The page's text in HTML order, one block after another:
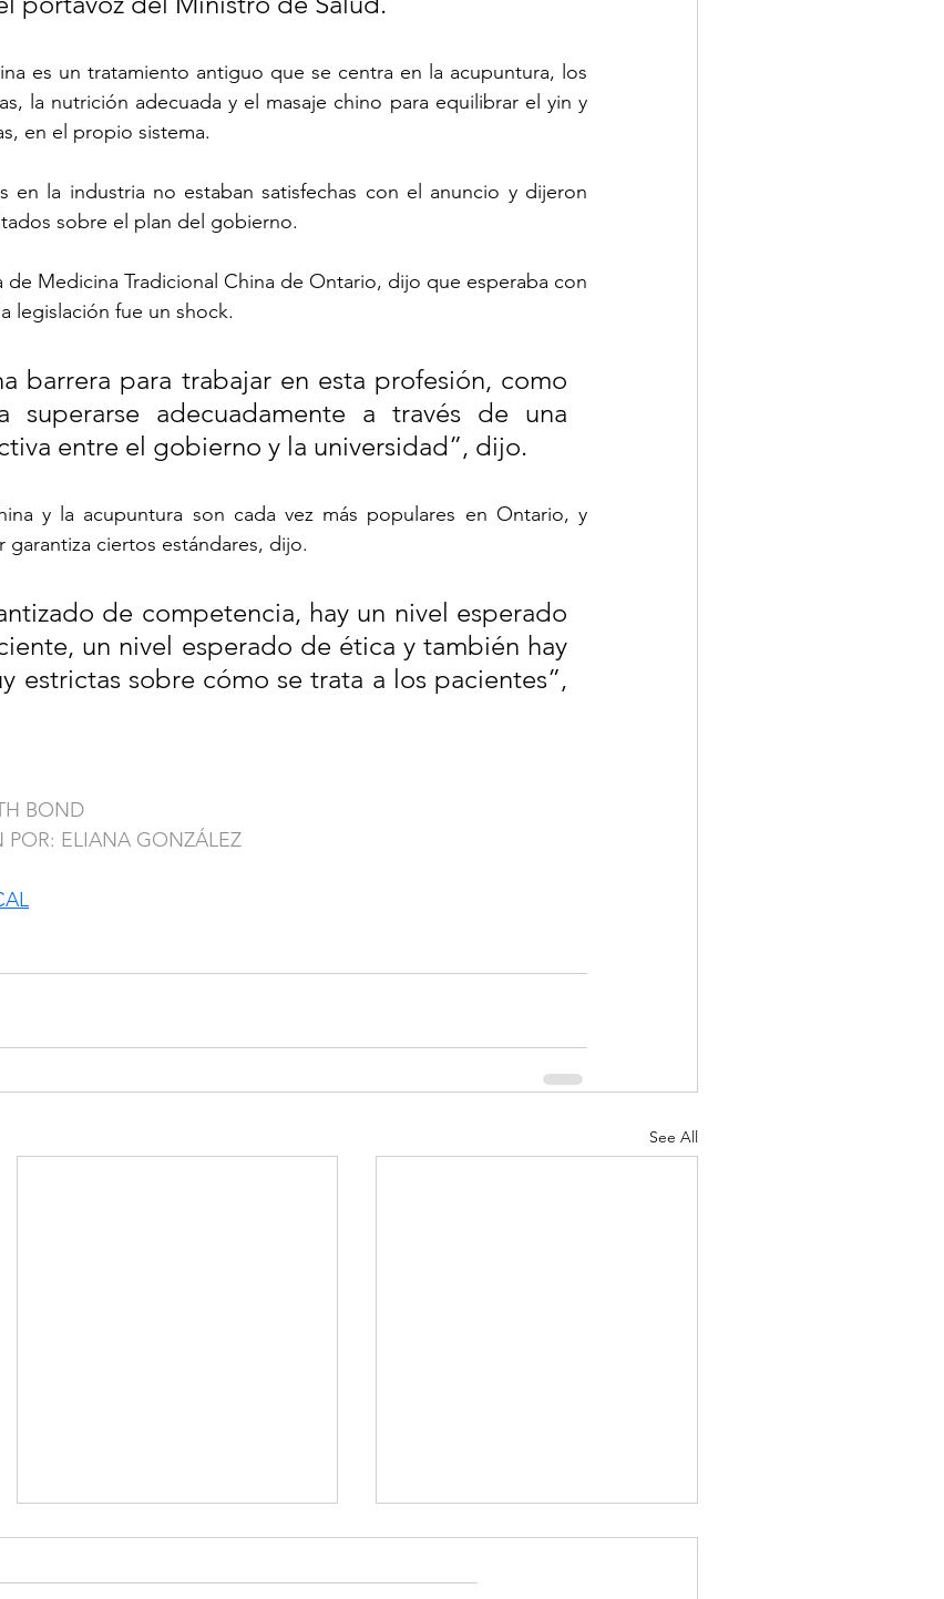
es un tratamiento antiguo que se centra en la acupuntura, los
la nutrición adecuada y el masaje chino para equilibrar el yin y
en el propio sistema.
en la industria no estaban satisfechas con el anuncio y dijeron
sobre el plan del gobierno.
de Medicina Tradicional China de Ontario, dijo que esperaba con
legislación fue un shock.
barrera para trabajar en esta profesión, como
superarse adecuadamente a través de una
entre el gobierno y la universidad”, dijo.
y la acupuntura son cada vez más populares en Ontario, y
ciertos estándares, dijo.
de competencia, hay un nivel esperado
un nivel esperado de ética y también hay
estrictas sobre cómo se trata a los pacientes”,
BOND
ELIANA GONZÁLEZ
See All